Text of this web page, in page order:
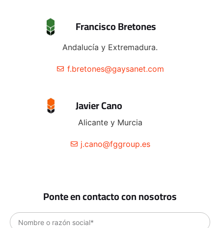
Francisco Bretones
Andalucía y Extremadura.
f.bretones@gaysanet.com
Javier Cano
Alicante y Murcia
j.cano@fggroup.es
Ponte en contacto con nosotros